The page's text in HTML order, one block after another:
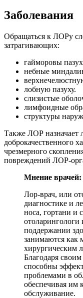
Заболевания
Обращаться к ЛОРу
затрагивающих:
гайморовы
небные
лобную пазуху.
слизистые
лимфоидные
структуры
Также ЛОР назначает
доброкачественного
чрезмерного
повреждений ЛОР-
Мнение врачей:
Лор-врач, или
диагностике и
носа, гортани и
поддержании
занимаются как
хирургическим
Благодаря
способны
проблемами в
обеспечивая им
обслуживание.